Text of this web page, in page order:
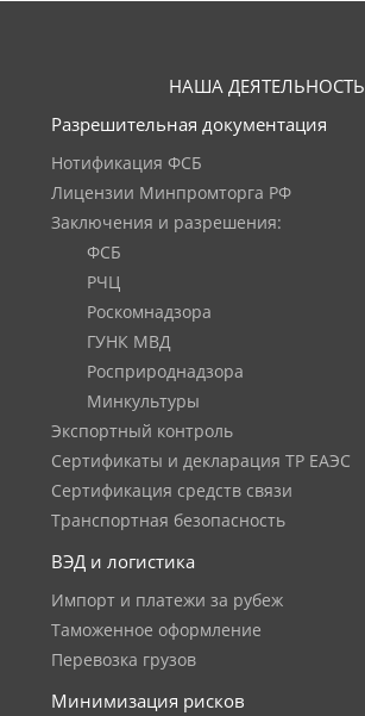
НАША ДЕЯТЕЛЬНОСТЬ
Разрешительная документация
Нотификация ФСБ
Лицензии Минпромторга РФ
Заключения и разрешения:
ФСБ
РЧЦ
Роскомнадзора
ГУНК МВД
Росприроднадзора
Минкультуры
Экспортный контроль
Сертификаты и декларация ТР ЕАЭС
Сертификация средств связи
Транспортная безопасность
ВЭД и логистика
Импорт и платежи за рубеж
Таможенное оформление
Перевозка грузов
Минимизация рисков